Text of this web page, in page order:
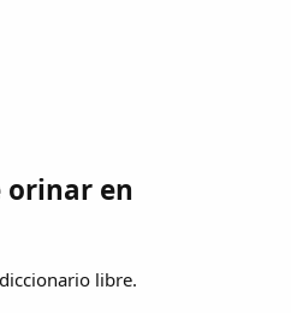
orinar en
libre.